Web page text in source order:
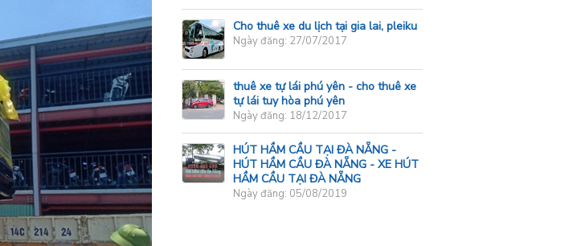
Cho thuê xe du lịch tại gia lai, pleiku
Ngày đăng: 27/07/2017
thuê xe tự lái phú yên - cho thuê xe
tự lái tuy hòa phú yên
Ngày đăng: 18/12/2017
HÚT HẦM CẦU TẠI ĐÀ NẴNG -
HÚT HẦM CẦU ĐÀ NẴNG - XE HÚT
HẦM CẦU TẠI ĐÀ NẴNG
Ngày đăng: 05/08/2019